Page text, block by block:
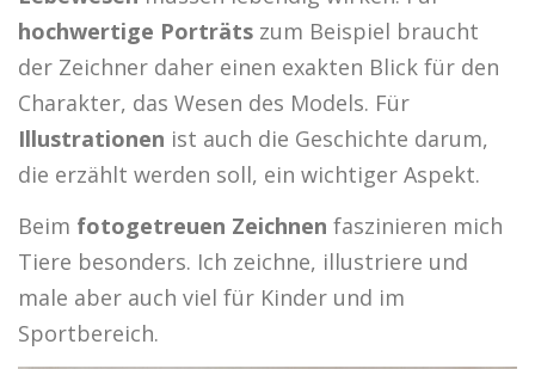
hochwertige Porträts zum Beispiel braucht
der Zeichner daher einen exakten Blick für den
Charakter, das Wesen des Models. Für
Illustrationen ist auch die Geschichte darum,
die erzählt werden soll, ein wichtiger Aspekt.
Beim fotogetreuen Zeichnen faszinieren mich
Tiere besonders. Ich zeichne, illustriere und
male aber auch viel für Kinder und im
Sportbereich.